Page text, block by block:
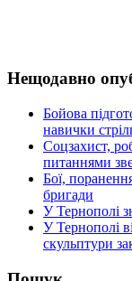
Нещодавно
Бойова
навички
Соцзахист,
питаннями
Бої,
бригади
У Тернополі
У Тернополі
скульптури